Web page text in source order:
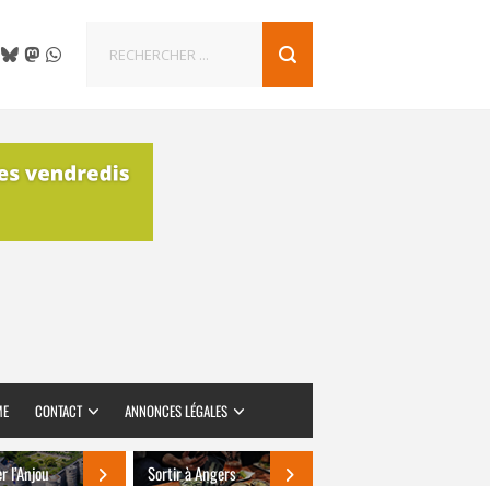
CONTACT ANNONCES LÉGALES
l’Anjou Sortir à Angers